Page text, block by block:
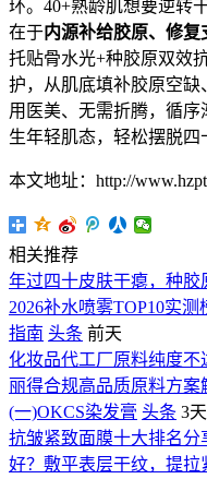
环。40+熟龄肌想要逆转
在于内源补给胶原、修
托贴骨水光+种胶原双效
护，从肌底填补胶原空
用医美、无需折腾，循
生年轻肌态，轻松摆脱四
本文地址：http://
相关推荐
年过四十皮肤干瘪，种胶
2026补水喷雾TOP10实
指南 头条 前天
化妆品代工厂原料纯度不
丽得合规高品质原料方案
(一)OKCS染发膏 头条 3
抗皱紧致面膜十大排名
好？敷平表层干纹，提拉